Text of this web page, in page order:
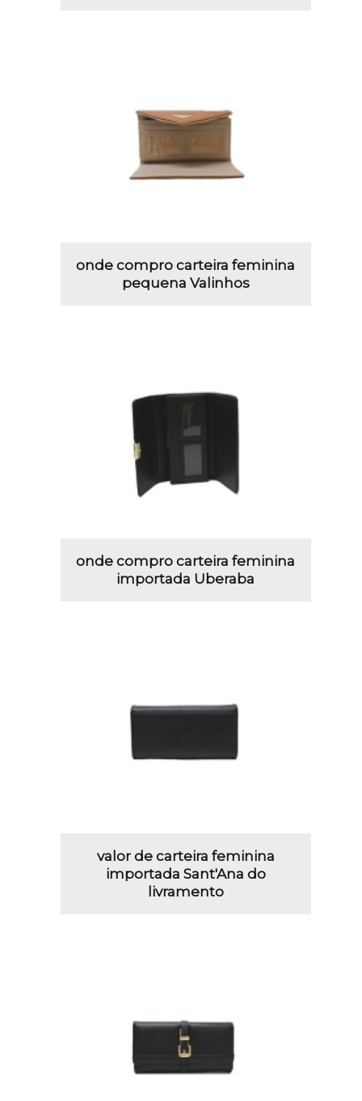
onde compro carteira feminina
pequena Valinhos
onde compro carteira feminina
importada Uberaba
valor de carteira feminina
importada Sant'Ana do
livramento